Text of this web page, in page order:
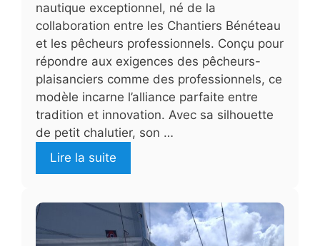
nautique exceptionnel, né de la
collaboration entre les Chantiers Bénéteau
et les pêcheurs professionnels. Conçu pour
répondre aux exigences des pêcheurs-
plaisanciers comme des professionnels, ce
modèle incarne l’alliance parfaite entre
tradition et innovation. Avec sa silhouette
de petit chalutier, son …
Lire la suite